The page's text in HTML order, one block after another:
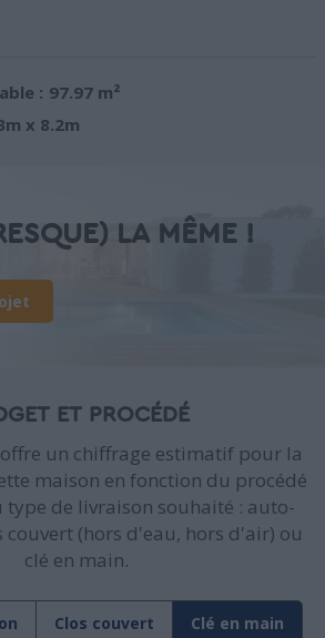
: 97.97 m²
x 8.2m
LA MÊME !
ET PROCÉDÉ
un chiffrage estimatif pour la
maison en fonction du procédé
de livraison souhaité : auto-
couvert (hors d'eau, hors d'air) ou
clé en main.
Clos couvert Clé en main